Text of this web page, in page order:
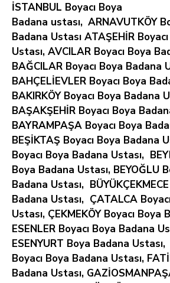
İSTANBUL Boyacı Boya
Badana ustası, ARNAVUTKÖY
Badana Ustası ATAŞEHİR
Ustası, AVCILAR Boyacı Boya
BAĞCILAR Boyacı Boya Badana
BAHÇELİEVLER Boyacı Boya
BAKIRKÖY Boyacı Boya Badana
BAŞAKŞEHİR Boyacı Boya
BAYRAMPAŞA Boyacı Boya
BEŞİKTAŞ Boyacı Boya Badana
Boyacı Boya Badana Ustası,
Boya Badana Ustası, BEYOĞLU
Badana Ustası,
Badana Ustası, ÇATALCA
Ustası, ÇEKMEKÖY Boyacı Boya
ESENLER Boyacı Boya Badana
ESENYURT Boya Badana
Boyacı Boya Badana Ustası,
Badana Ustası,